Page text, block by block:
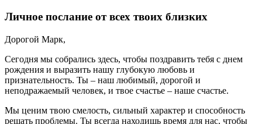
Личное послание от всех твоих близких
Дорогой Марк,
Сегодня мы собрались здесь, чтобы поздравить тебя с днем
рождения и выразить нашу глубокую любовь и
признательность. Ты – наш любимый, дорогой и
неподражаемый человек, и твое счастье – наше счастье.
Мы ценим твою смелость, сильный характер и способность
решать проблемы. Ты всегда находишь время для нас, чтобы